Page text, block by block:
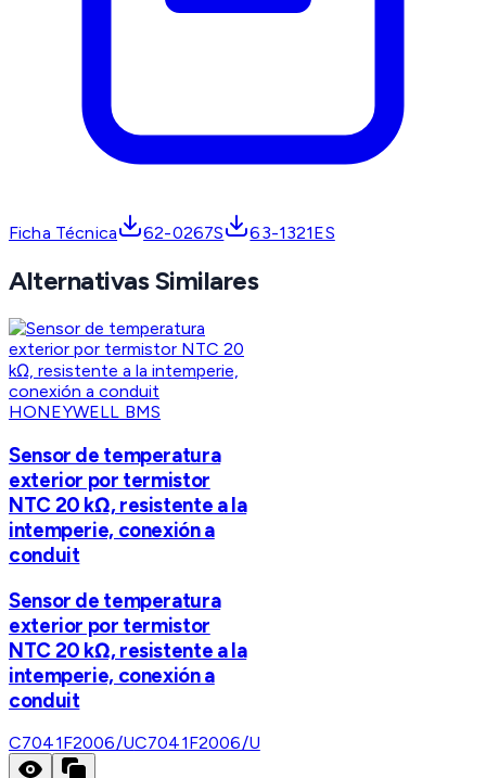
Ficha Técnica 62-0267S 63-1321ES
Alternativas Similares
HONEYWELL BMS
Sensor de temperatura
exterior por termistor
NTC 20 kΩ, resistente a la
intemperie, conexión a
conduit
Sensor de temperatura
exterior por termistor
NTC 20 kΩ, resistente a la
intemperie, conexión a
conduit
C7041F2006/UC7041F2006/U